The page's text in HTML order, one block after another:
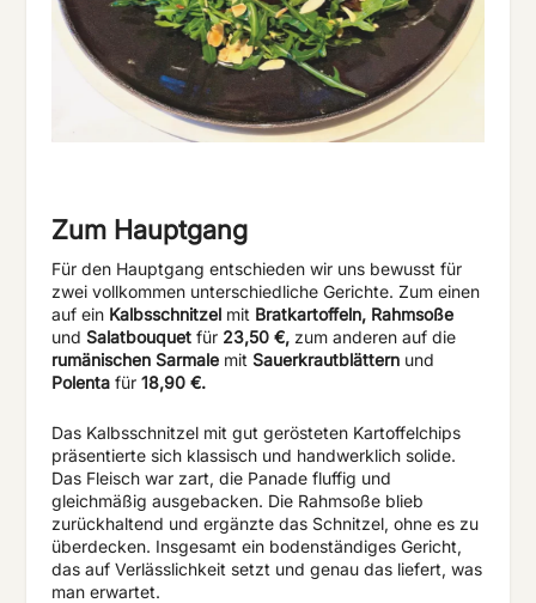
Zum Hauptgang
Für den Hauptgang entschieden wir uns bewusst für
zwei vollkommen unterschiedliche Gerichte. Zum einen
auf ein Kalbsschnitzel mit Bratkartoffeln, Rahmsoße
und Salatbouquet für 23,50 €, zum anderen auf die
rumänischen Sarmale mit Sauerkrautblättern und
Polenta für 18,90 €.
Das Kalbsschnitzel mit gut gerösteten Kartoffelchips
präsentierte sich klassisch und handwerklich solide.
Das Fleisch war zart, die Panade fluffig und
gleichmäßig ausgebacken. Die Rahmsoße blieb
zurückhaltend und ergänzte das Schnitzel, ohne es zu
überdecken. Insgesamt ein bodenständiges Gericht,
das auf Verlässlichkeit setzt und genau das liefert, was
man erwartet.